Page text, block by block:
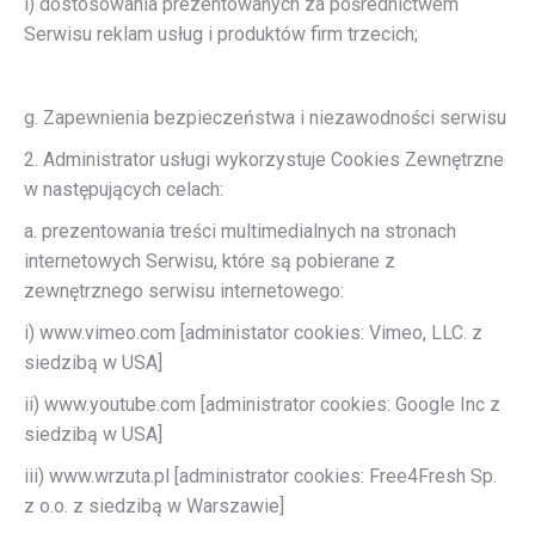
Serwisu reklam usług i produktów firm trzecich;
g. Zapewnienia bezpieczeństwa i niezawodności serwisu
2. Administrator usługi wykorzystuje Cookies Zewnętrzne
w następujących celach:
a. prezentowania treści multimedialnych na stronach
internetowych Serwisu, które są pobierane z
zewnętrznego serwisu internetowego:
i) www.vimeo.com [administator cookies: Vimeo, LLC. z
siedzibą w USA]
ii) www.youtube.com [administrator cookies: Google Inc z
siedzibą w USA]
iii) www.wrzuta.pl [administrator cookies: Free4Fresh Sp.
z o.o. z siedzibą w Warszawie]